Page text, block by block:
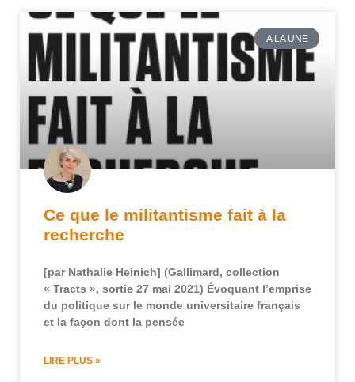
A LA UNE
Ce que le militantisme fait à la
recherche
[par Nathalie Heinich] (Gallimard, collection
« Tracts », sortie 27 mai 2021) Évoquant l’emprise
du politique sur le monde universitaire français
et la façon dont la pensée
LIRE PLUS »